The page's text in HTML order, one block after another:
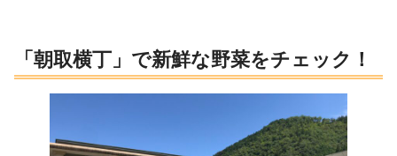
「朝取横丁」で新鮮な野菜をチェック！